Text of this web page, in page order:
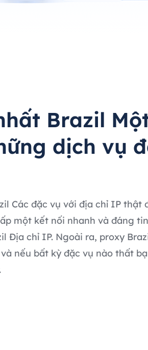
Brazil
dịch vụ
Các đặc vụ với địa chỉ IP thật
một kết nối nhanh và đáng
Địa chỉ IP. Ngoài ra, proxy
nếu bất kỳ đặc vụ nào thất